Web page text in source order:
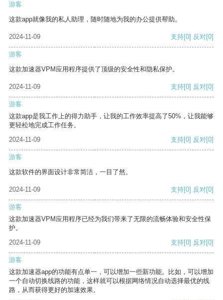
游客
这款app就像我的私人助理，随时随地为我的办公提供帮助。
2024-11-09 支持[0] 反对[0]
游客
这款加速器VPM应用程序提供了顶级的安全性和隐私保护。
2024-11-09 支持[0] 反对[0]
游客
这款app是我工作上的得力助手，让我的工作效率提高了50%，让我能够
更轻松地完成工作任务。
2024-11-09
支持[0] 反对[0]
游客
这款软件的界面设计非常简洁，一目了然。
2024-11-09 支持[0] 反对[0]
游客
这款加速器VPM应用程序已经为我们带来了无限的流畅体验和安全性保
护。
2024-11-09
支持[0] 反对[0]
游客
这款加速器app的功能有点单一，可以增加一些新功能。比如，可以增加
一个自动切换线路的功能，这样就可以根据网络情况自动选择最优的线
路，从而获得更好的加速效果。